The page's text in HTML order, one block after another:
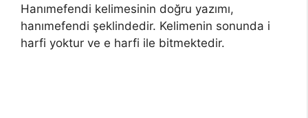
Hanımefendi kelimesinin doğru yazımı,
hanımefendi şeklindedir. Kelimenin sonunda i
harfi yoktur ve e harfi ile bitmektedir.